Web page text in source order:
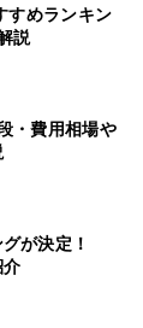
すめランキン
説
・費用相場や
グが決定！
介